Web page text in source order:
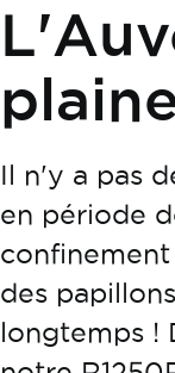
Il n'y a pas
en période
des
longtemps !